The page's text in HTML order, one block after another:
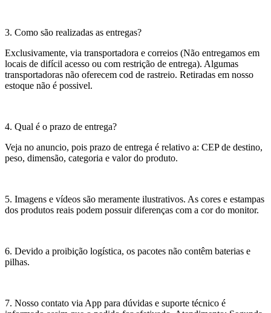
3. Como são realizadas as entregas?
Exclusivamente, via transportadora e correios (Não entregamos em
locais de difícil acesso ou com restrição de entrega). Algumas
transportadoras não oferecem cod de rastreio. Retiradas em nosso
estoque não é possivel.
4. Qual é o prazo de entrega?
Veja no anuncio, pois prazo de entrega é relativo a: CEP de destino,
peso, dimensão, categoria e valor do produto.
5. Imagens e vídeos são meramente ilustrativos. As cores e estampas
dos produtos reais podem possuir diferenças com a cor do monitor.
6. Devido a proibição logística, os pacotes não contêm baterias e
pilhas.
7. Nosso contato via App para dúvidas e suporte técnico é